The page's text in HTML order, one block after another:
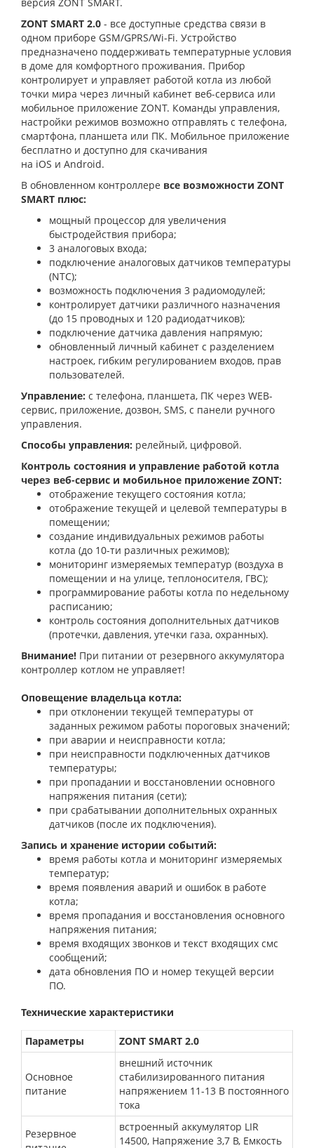
ZONT SMART 2.0 - все доступные средства связи в
одном приборе GSM/GPRS/Wi-Fi. Устройство
предназначено поддерживать температурные условия
в доме для комфортного проживания. Прибор
контролирует и управляет работой котла из любой
точки мира через личный кабинет веб-сервиса или
мобильное приложение ZONT. Команды управления,
настройки режимов возможно отправлять с телефона,
смартфона, планшета или ПК. Мобильное приложение
бесплатно и доступно для скачивания
на iOS и Android.
В обновленном контроллере все возможности ZONT
SMART плюс:
мощный процессор для увеличения
быстродействия прибора;
3 аналоговых входа;
подключение аналоговых датчиков температуры
(NTC);
возможность подключения 3 радиомодулей;
контролирует датчики различного назначения
(до 15 проводных и 120 радиодатчиков);
подключение датчика давления напрямую;
обновленный личный кабинет с разделением
настроек, гибким регулированием входов, прав
пользователей.
Управление: с телефона, планшета, ПК через WEB-
сервис, приложение, дозвон, SMS, с панели ручного
управления.
Способы управления: релейный, цифровой.
Контроль состояния и управление работой котла
через веб-сервис и мобильное приложение ZONT:
отображение текущего состояния котла;
отображение текущей и целевой температуры в
помещении;
создание индивидуальных режимов работы
котла (до 10-ти различных режимов);
мониторинг измеряемых температур (воздуха в
помещении и на улице, теплоносителя, ГВС);
программирование работы котла по недельному
расписанию;
контроль состояния дополнительных датчиков
(протечки, давления, утечки газа, охранных).
Внимание! При питании от резервного аккумулятора
контроллер котлом не управляет!
Оповещение владельца котла:
при отклонении текущей температуры от
заданных режимом работы пороговых значений;
при аварии и неисправности котла;
при неисправности подключенных датчиков
температуры;
при пропадании и восстановлении основного
напряжения питания (сети);
при срабатывании дополнительных охранных
датчиков (после их подключения).
Запись и хранение истории событий:
время работы котла и мониторинг измеряемых
температур;
время появления аварий и ошибок в работе
котла;
время пропадания и восстановления основного
напряжения питания;
время входящих звонков и текст входящих смс
сообщений;
дата обновления ПО и номер текущей версии
ПО.
Технические характеристики
Параметры ZONT SMART 2.0
Основное
питание
внешний источник
стабилизированного питания
напряжением 11-13 В постоянного
тока
Резервное
встроенный аккумулятор LIR
14500, Напряжение 3,7 В, Емкость